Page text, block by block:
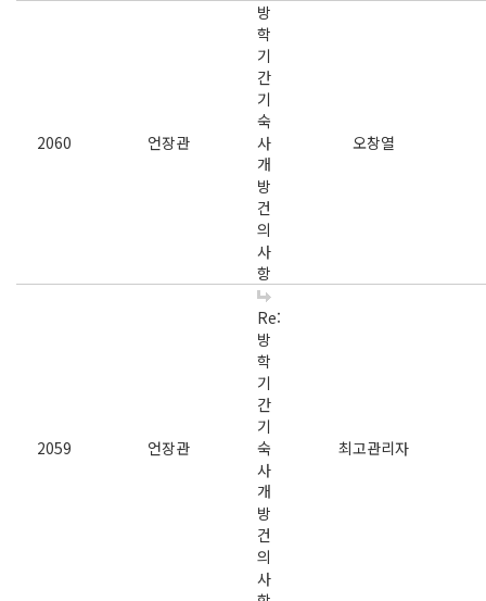
2060 언장관
방
학
기
간
기
숙
사
개
방
건
의
사
항
오창열
2059 언장관
Re:
방
학
기
간
기
숙
사
개
방
건
의
사
최고관리자